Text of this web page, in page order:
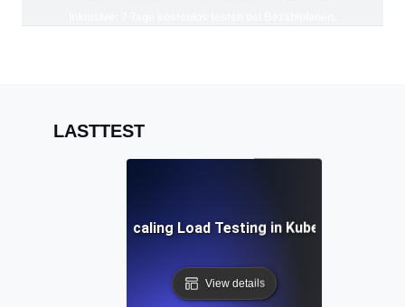
LASTTEST
Auto-Scaling Load Testing in Kubernetes
View details